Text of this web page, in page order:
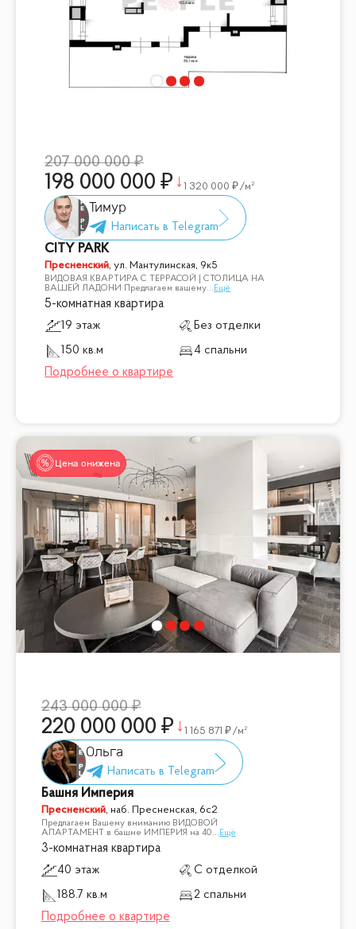
207 000 000
198 000 000 1 320 000 /м²
Тимур
CITY PARK
Пресненский,ул. Мантулинская, 9к5
ВИДОВАЯ КВАРТИРА С ТЕРРАСОЙ | СТОЛИЦА НА
ВАШЕЙ ЛАДОНИ Предлагаем вашему... Ещё
5-комнатная квартира
19 этаж
Без отделки
150 кв.м
4 спальни
Цена снижена
243 000 000
220 000 000 1 165 871 /м²
Ольга
Башня Империя
Пресненский, наб. Пресненская, 6с2
Предлагаем Вашему вниманию ВИДОВОЙ
АПАРТАМЕНТ в башне ИМПЕРИЯ на 40... Ещё
3-комнатная квартира
40 этаж
С отделкой
188.7 кв.м
2 спальни